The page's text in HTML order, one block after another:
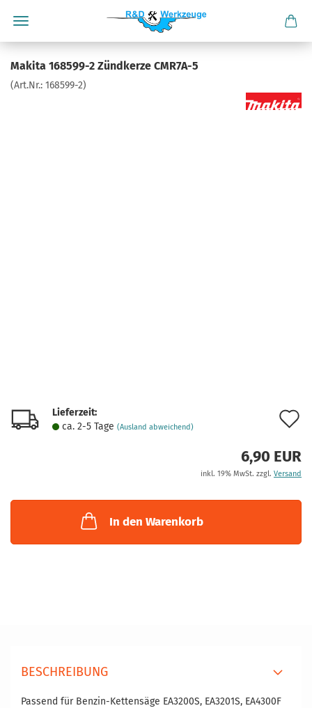
Makita 168599-2 Zündkerze CMR7A-5
(Art.Nr.: 168599-2)
Lieferzeit:
ca. 2-5 Tage (Ausland abweichend)
6,90 EUR
inkl. 19% MwSt. zzgl. Versand
In den Warenkorb
BESCHREIBUNG
Passend für Benzin-Kettensäge EA3200S, EA3201S, EA4300F